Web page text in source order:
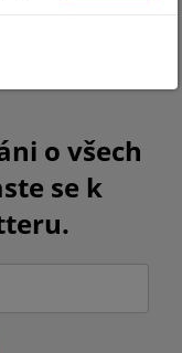
o všech
se k